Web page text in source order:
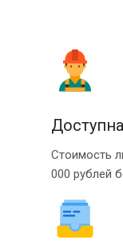
Стоимость
000 рублей